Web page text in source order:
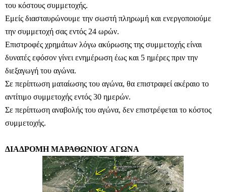
του κόστους συμμετοχής.
Εμείς διασταυρώνουμε την σωστή πληρωμή και ενεργοποιούμε
την συμμετοχή σας εντός 24 ωρών.
Επιστροφές χρημάτων λόγω ακύρωσης της συμμετοχής είναι
δυνατές εφόσον γίνει ενημέρωση έως και 5 ημέρες πριν την
διεξαγωγή του αγώνα.
Σε περίπτωση ματαίωσης του αγώνα, θα επιστραφεί ακέραιο το
αντίτιμο συμμετοχής εντός 30 ημερών.
Σε περίπτωση αναβολής του αγώνα, δεν επιστρέφεται το κόστος
συμμετοχής.
ΔΙΑΔΡΟΜΗ ΜΑΡΑΘΩΝΙΟΥ ΑΓΩΝΑ